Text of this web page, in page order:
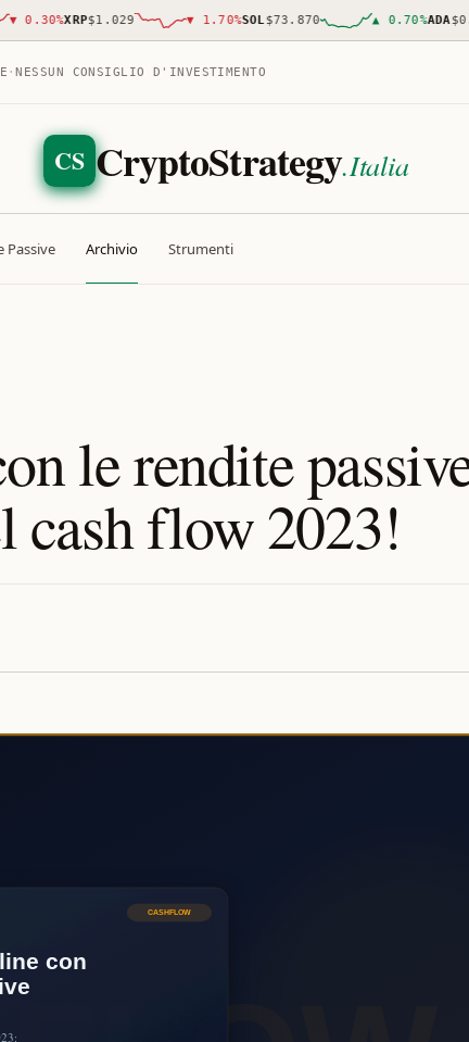
%XRP$1.029 ▼ 1.70%SOL$73.870 0.70%ADA
·NESSUN CONSIGLIO D'INVESTIMENTO
CS CryptoStrategy.Italia
Passive Archivio Strumenti
le rendite
cash flow 2023!